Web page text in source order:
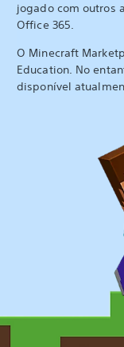
jogado com outros
Office 365.
O Minecraft
Education. No
disponível